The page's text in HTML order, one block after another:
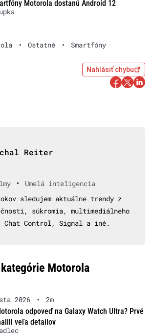
Motorola dostanú Android 12
• Ostatné • Smartfóny
Nahlásiť chybu
Reiter
•
Umelá inteligencia
sledujem aktuálne trendy z
súkromia, multimediálneho
Chat Control, Signal a iné.
Motorola
2026 •
2m
odpoveď na Galaxy Watch Ultra? Prvé
veľa detailov